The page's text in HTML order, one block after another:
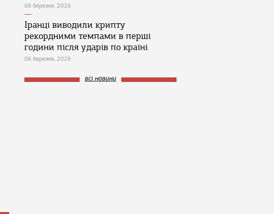
06 березня, 2026
Іранці виводили крипту
рекордними темпами в перші
години після ударів по країні
06 березня, 2026
всі новини